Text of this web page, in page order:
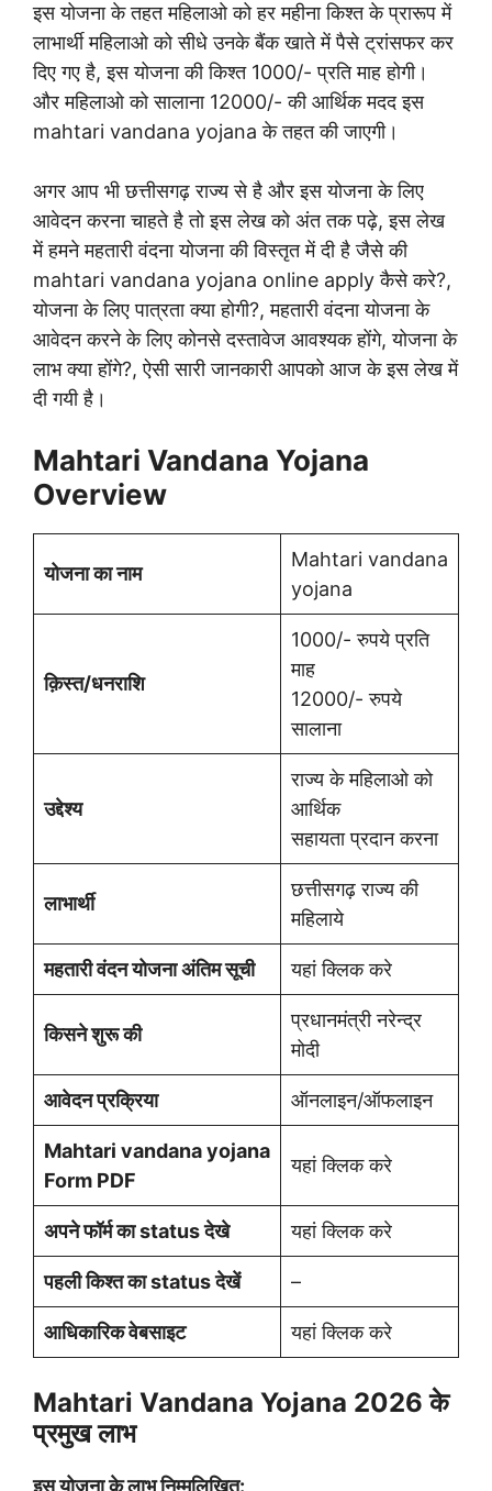
इस योजना के तहत महिलाओ को हर महीना किश्त के प्रारूप में
लाभार्थी महिलाओ को सीधे उनके बैंक खाते में पैसे ट्रांसफर कर
दिए गए है, इस योजना की किश्त 1000/- प्रति माह होगी।
और महिलाओ को सालाना 12000/- की आर्थिक मदद इस
mahtari vandana yojana के तहत की जाएगी।
अगर आप भी छत्तीसगढ़ राज्य से है और इस योजना के लिए
आवेदन करना चाहते है तो इस लेख को अंत तक पढ़े, इस लेख
में हमने महतारी वंदना योजना की विस्तृत में दी है जैसे की
mahtari vandana yojana online apply कैसे करे?,
योजना के लिए पात्रता क्या होगी?, महतारी वंदना योजना के
आवेदन करने के लिए कोनसे दस्तावेज आवश्यक होंगे, योजना के
लाभ क्या होंगे?, ऐसी सारी जानकारी आपको आज के इस लेख में
दी गयी है।
Mahtari Vandana Yojana
Overview
योजना का नाम
Mahtari vandana
yojana
क़िस्त/धनराशि
1000/- रुपये प्रति
माह
12000/- रुपये
सालाना
उद्देश्य
राज्य के महिलाओ को
आर्थिक
सहायता प्रदान करना
लाभार्थी
छत्तीसगढ़ राज्य की
महिलाये
महतारी वंदन योजना अंतिम सूची यहां क्लिक करे
किसने शुरू की
प्रधानमंत्री नरेन्द्र
मोदी
आवेदन प्रक्रिया ऑनलाइन/ऑफलाइन
Mahtari vandana yojana
Form PDF
यहां क्लिक करे
अपने फॉर्म का status देखे यहां क्लिक करे
पहली किश्त का status देखें –
आधिकारिक वेबसाइट यहां क्लिक करे
Mahtari Vandana Yojana 2026 के
प्रमुख लाभ
इस योजना के लाभ निम्मलिखित: